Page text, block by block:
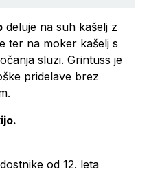
deluje na suh kašelj z
ter na moker kašelj s
sluzi. Grintuss je
pridelave brez
od 12. leta